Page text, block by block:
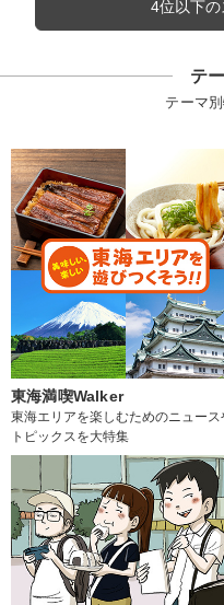
4位以下の
テ
テーマ
東海満喫Walker
東海エリアを楽しむためのニュース
トピックスを大特集